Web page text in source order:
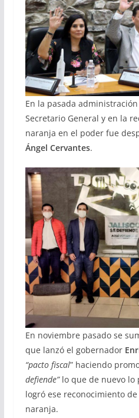
En la pasada
Secretario General y en la
naranja en el poder fue
Ángel Cervantes.
En noviembre pasado se
que lanzó el gobernador
“pacto fiscal” haciendo
defiende”lo que de nuevo lo
logró ese reconocimiento
naranja.